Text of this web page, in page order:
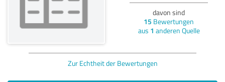
davon sind
15 Bewertungen
aus 1 anderen Quelle
Zur Echtheit der Bewertungen